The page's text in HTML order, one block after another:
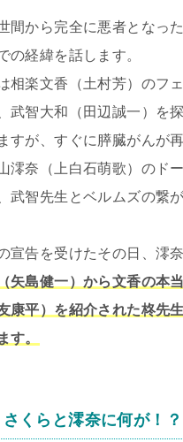
間から完全に悪者となっ
の経緯を話します。
相楽文香（土村芳）のフ
武智大和（田辺誠一）を
すが、すぐに膵臓がんが再
澪奈（上白石萌歌）のド
武智先生とベルムズの繋
宣告を受けたその日、澪
矢島健一）から文香の本
康平）を紹介された柊先
す。
くらと澪奈に何が！？